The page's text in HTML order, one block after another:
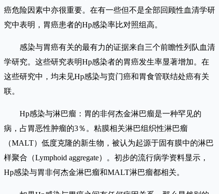
癌危险因素中亦很重要。在有一些但不是全部回顾性血清学研
究中表明，胃癌患者的Hp感染率比对照组高。
感染与胃癌有关的最有力的证据来自三个前瞻性列队血清
学研究。这些研究表明Hp感染者的胃癌发生率显著增加。在
这些研究中，均未见Hp感染与贲门癌和胃食管联结处癌有关
联。
Hp感染与淋巴瘤：胃的非何杰金淋巴瘤是一种罕见的
病，占胃恶性肿瘤的3％。粘膜相关淋巴组织性淋巴瘤
（MALT）低度克隆的新生物，被认为起源于固有膜中的淋巴
样聚合（Lymphoid aggregate）。初步的流行病学资料显示，
Hp感染与胃非何杰金淋巴瘤和MALT淋巴瘤都相关。